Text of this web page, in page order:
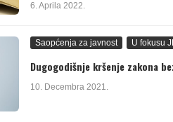
6. Aprila 2022.
Saopćenja za javnost U fokusu
Dugogodišnje kršenje zakona
10. Decembra 2021.